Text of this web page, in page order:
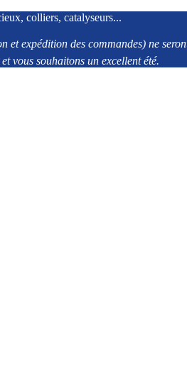
colliers, catalyseurs...
expédition des commandes) ne
vous souhaitons un excellent été.